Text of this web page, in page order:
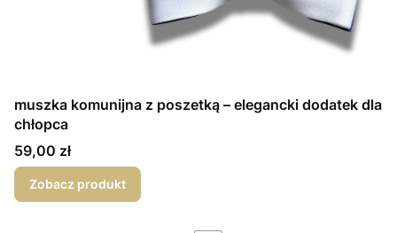
muszka komunijna z poszetką – elegancki dodatek dla
chłopca
Cena
59,00 zł
Zobacz produkt